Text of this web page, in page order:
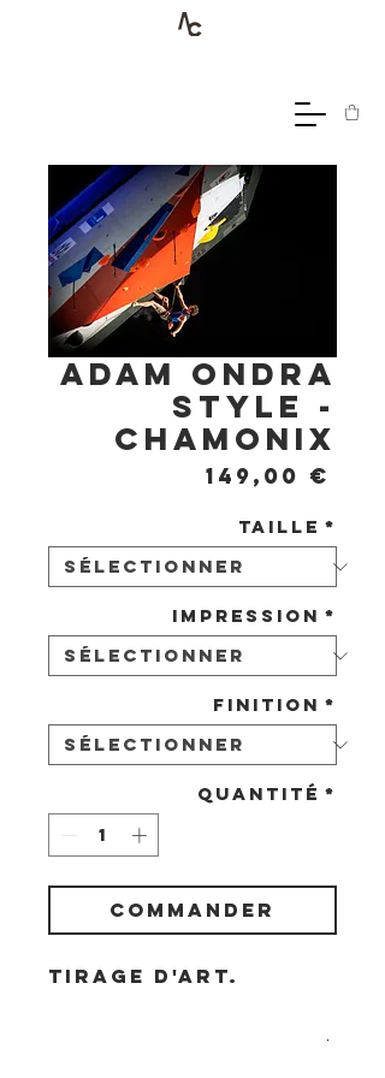
Adam Ondra
Style -
Chamonix
149,00 €
Taille *
Impression *
Finition *
Quantité *
COMMANDER
Tirage d'art.